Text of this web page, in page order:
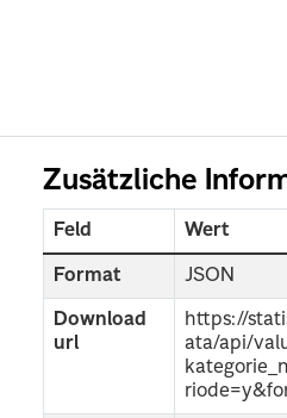
Zusätzliche
Feld Wert
Format JSON
Download
url
https://
ata/api/